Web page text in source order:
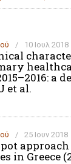
/ 10 Ιουλ 2018
a
et al.
/ 25 Ιουν 2018
in Greece